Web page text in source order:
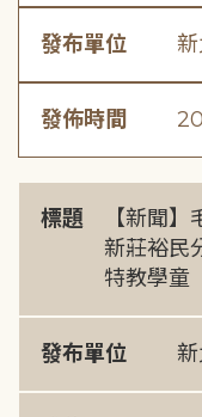
發布單位
發佈時間
標題
【新聞
新莊裕民
特教學童
發布單位